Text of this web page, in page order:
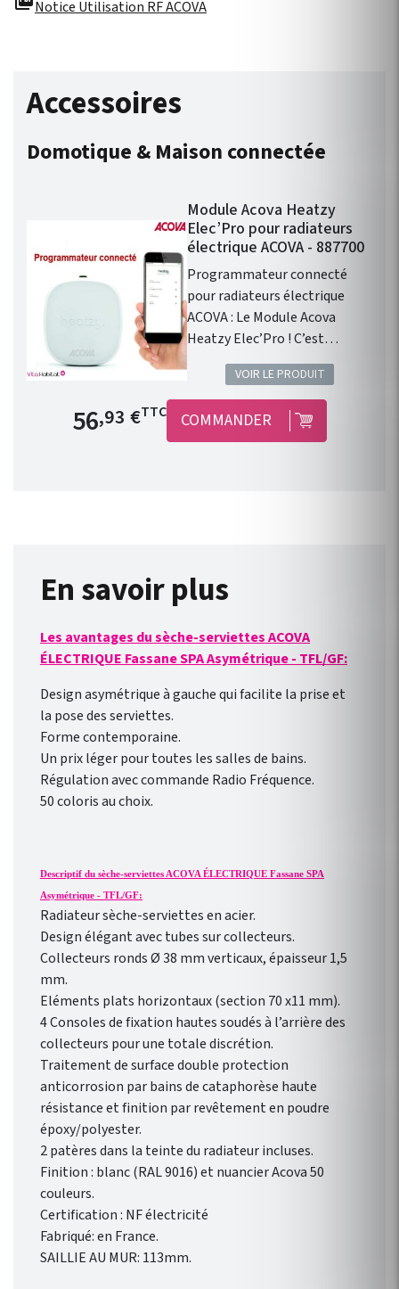
Notice Utilisation RF ACOVA
Accessoires
Domotique & Maison connectée
Module Acova Heatzy
Elec’Pro pour radiateurs
électrique ACOVA - 887700
Programmateur connecté
pour radiateurs électrique
ACOVA : Le Module Acova
Heatzy Elec’Pro ! C’est
l’accessoire qui vous
permettra de transformer les
radiateurs électriques équipés
d’un fil pilote en produits
connectés : jusqu’à 3
équipé d’un fil pilote. Il est
compatible avec une nouvelle
déjà installés ! Connexion
direct en WIFI à la box
Pilotage des radiateurs de
gratuite pour smartphone
Heatzy : réaliser de vraie
personnalisable selon votre
VOIR LE PRODUIT
Prix de base
56,93 €TTC COMMANDER
En savoir plus
Les avantages du sèche-serviettes ACOVA
ÉLECTRIQUE Fassane SPA Asymétrique - TFL/GF:
Design asymétrique à gauche qui facilite la prise et
la pose des serviettes.
Forme contemporaine.
Un prix léger pour toutes les salles de bains.
Régulation avec commande Radio Fréquence.
50 coloris au choix.
Descriptif du sèche-serviettes ACOVA ÉLECTRIQUE Fassane SPA
Asymétrique - TFL/GF:
Radiateur sèche-serviettes en acier.
Design élégant avec tubes sur collecteurs.
Collecteurs ronds Ø 38 mm verticaux, épaisseur 1,5
mm.
Eléments plats horizontaux (section 70 x11 mm).
4 Consoles de fixation hautes soudés à l’arrière des
collecteurs pour une totale discrétion.
Traitement de surface double protection
anticorrosion par bains de cataphorèse haute
résistance et finition par revêtement en poudre
époxy/polyester.
2 patères dans la teinte du radiateur incluses.
Finition : blanc (RAL 9016) et nuancier Acova 50
couleurs.
Certification : NF électricité
Fabriqué: en France.
SAILLIE AU MUR: 113mm.